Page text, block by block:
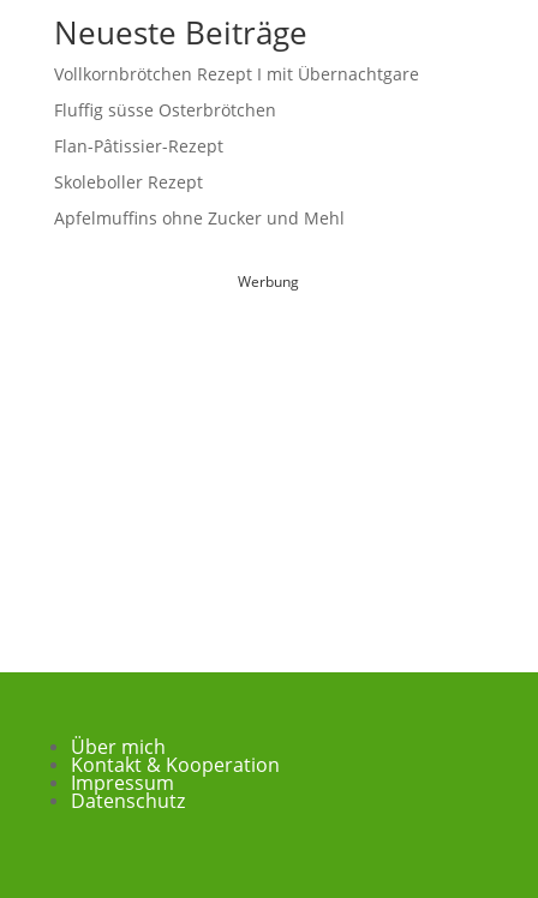
Neueste Beiträge
Vollkornbrötchen Rezept I mit Übernachtgare
Fluffig süsse Osterbrötchen
Flan-Pâtissier-Rezept
Skoleboller Rezept
Apfelmuffins ohne Zucker und Mehl
Werbung
Über mich
Kontakt & Kooperation
Impressum
Datenschutz